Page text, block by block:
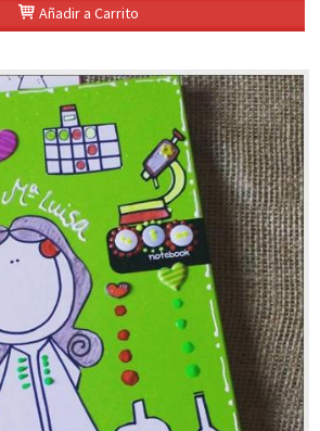
Añadir a Carrito